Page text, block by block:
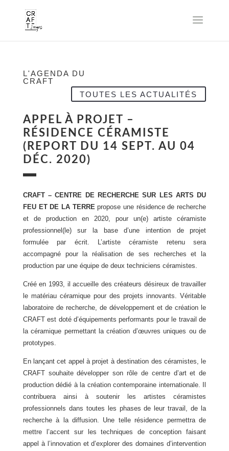
L'AGENDA DU
CRAFT
TOUTES LES ACTUALITÉS
APPEL À PROJET –
RÉSIDENCE CÉRAMISTE
(REPORT DU 14 SEPT. AU 04
DÉC. 2020)
CRAFT – CENTRE DE RECHERCHE SUR LES ARTS DU
FEU ET DE LA TERREpropose une résidence de recherche
et de production en 2020, pour un(e) artiste céramiste
professionnel(le) sur la base d’une intention de projet
formulée par écrit. L’artiste céramiste retenu sera
accompagné pour la réalisation de ses recherches et la
production par une équipe de deux techniciens céramistes.
Créé en 1993, il accueille des créateurs désireux de travailler
le matériau céramique pour des projets innovants. Véritable
laboratoire de recherche, de développement et de création le
CRAFT est doté d’équipements performants pour le travail de
la céramique permettant la création d’œuvres uniques ou de
prototypes.
En lançant cet appel à projet à destination des céramistes, le
CRAFT souhaite développer son rôle de centre d’art et de
production dédié à la création contemporaine internationale. Il
contribuera ainsi à soutenir les artistes céramistes
professionnels dans toutes les phases de leur travail, de la
recherche à la diffusion. Une telle résidence permettra de
mettre l’accent sur les techniques de conception faisant
appel à l’innovation et d’explorer des domaines d’intervention